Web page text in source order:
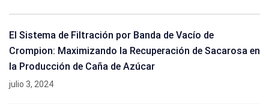
El Sistema de Filtración por Banda de Vacío de
Crompion: Maximizando la Recuperación de Sacarosa en
la Producción de Caña de Azúcar
julio 3, 2024